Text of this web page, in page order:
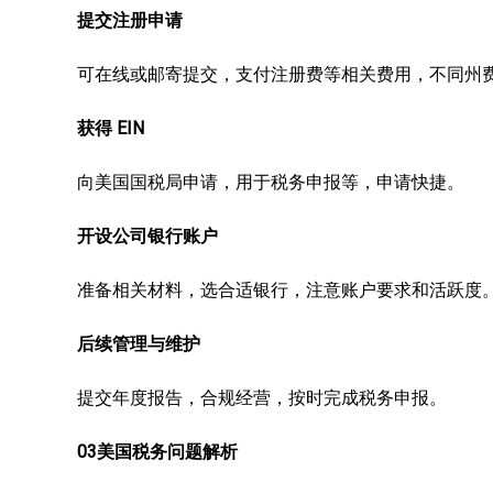
提交注册申请
可在线或邮寄提交，支付注册费等相关费用，不同州
获得 EIN
向美国国税局申请，用于税务申报等，申请快捷。
开设公司银行账户
准备相关材料，选合适银行，注意账户要求和活跃度。
后续管理与维护
提交年度报告，合规经营，按时完成税务申报。
03美国税务问题解析